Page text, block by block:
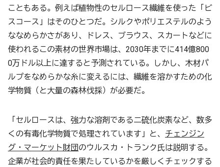
こともある。例えば植物性のセルロース繊維を使った「ビ
スコース」はそのひとつだ。シルクやポリエステルのよう
ななめらかさがあり、ドレス、ブラウス、スカートなどに
使われるこの素材の世界市場は、2030年までに414億800
0万ドル以上に達すると予測されている。しかし、木材パ
ルプをなめらかな糸に変えるには、繊維を溶かすための化
学物質（と大量の森林伐採）が必要だ。
「セルロースは、強力な溶剤である二硫化炭素など、数多
くの有毒化学物質で処理されています」と、 チェンジン
グ・マーケット財団 のウルスカ・トランク氏は説明する。
企業が社会的責任を果たしているかを厳しくチェックする